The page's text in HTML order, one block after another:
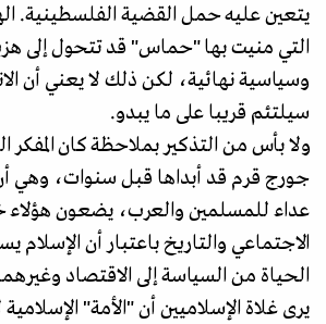
يتعين عليه حمل القضية الفلسطينية.
التي منيت بها "حماس" قد تتحول إلى
وسياسية نهائية، لكن ذلك لا يعني أن
سيلتئم قريبا على ما يبدو.
ولا بأس من التذكير بملاحظة كان المفكر
جورج قرم قد أبداها قبل سنوات، وهي أن
عداء للمسلمين والعرب، يضعون هؤلاء
الاجتماعي والتاريخ باعتبار أن
الحياة من السياسة إلى الاقتصاد
يرى غلاة الإسلاميين أن "الأمة"